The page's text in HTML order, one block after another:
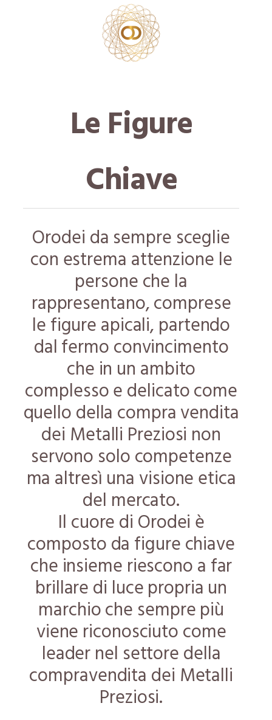
Le Figure
Chiave
Orodei da sempre sceglie
con estrema attenzione le
persone che la
rappresentano, comprese
le figure apicali, partendo
dal fermo convincimento
che in un ambito
complesso e delicato come
quello della compra vendita
dei Metalli Preziosi non
servono solo competenze
ma altresì una visione etica
del mercato.
Il cuore di Orodei è
composto da figure chiave
che insieme riescono a far
brillare di luce propria un
marchio che sempre più
viene riconosciuto come
leader nel settore della
compravendita dei Metalli
Preziosi.